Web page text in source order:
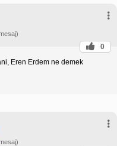
0
Eren Erdem ne demek